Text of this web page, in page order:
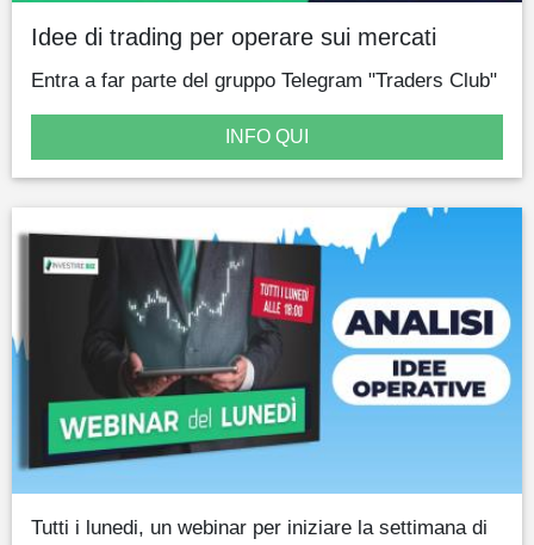
Idee di trading per operare sui mercati
Entra a far parte del gruppo Telegram "Traders Club"
INFO QUI
Tutti i lunedi, un webinar per iniziare la settimana di